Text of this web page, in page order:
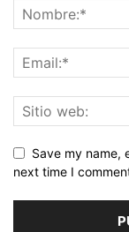
Save my name,
next time I